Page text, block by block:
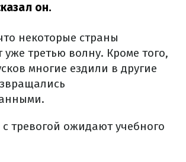
он.
некоторые страны
третью волну. Кроме того,
многие ездили в другие
тревогой ожидают учебного